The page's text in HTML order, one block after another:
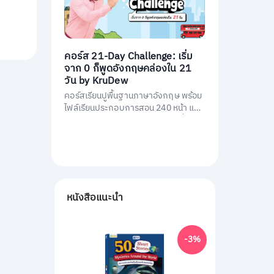
คอร์ส 21-Day Challenge: เริ่ม
จาก 0 ก็พูดอังกฤษคล่องใน 21
วัน by KruDew
คอร์สเรียนปูพื้นฐานภาษาอังกฤษ พร้อม
ไฟล์เรียนประกอบการสอน 240 หน้า และ
หนังสือแนะนำ
-3%